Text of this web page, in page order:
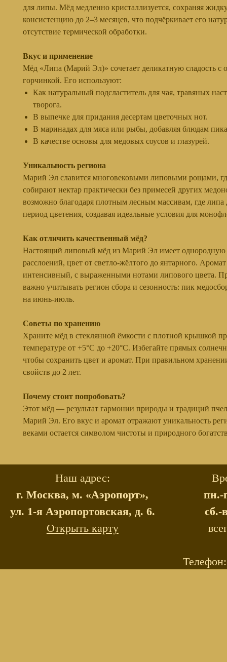
для липы. Мёд медленно кристаллизуется, сохраняя
консистенцию до 2–3 месяцев, что подчёркивает его
отсутствие термической обработки.
Вкус и применение
Мёд «Липа (Марий Эл)» сочетает деликатную сладость с
горчинкой. Его используют:
Как натуральный подсластитель для чая, травяных
творога.
В выпечке для придания десертам цветочных нот.
В маринадах для мяса или рыбы, добавляя блюдам
В качестве основы для медовых соусов и глазурей.
Уникальность региона
Марий Эл славится многовековыми липовыми рощами,
собирают нектар практически без примесей других
возможно благодаря плотным лесным массивам, где липа
период цветения, создавая идеальные условия для
Как отличить качественный мёд?
Настоящий липовый мёд из Марий Эл имеет однородную
расслоений, цвет от светло-жёлтого до янтарного.
интенсивный, с выраженными нотами липового цвета.
важно учитывать регион сбора и сезонность: пик
на июнь-июль.
Советы по хранению
Храните мёд в стеклянной ёмкости с плотной крышкой
температуре от +5°C до +20°C. Избегайте прямых
чтобы сохранить цвет и аромат. При правильном
свойств до 2 лет.
Почему стоит попробовать?
Этот мёд — результат гармонии природы и традиций
Марий Эл. Его вкус и аромат отражают уникальность
веками остается символом чистоты и природного
Наш адрес:
г. Москва, м. «Аэропорт»,
ул. 1-я Аэропортовская, д. 6.
Открыть карту
пн.-
сб.-